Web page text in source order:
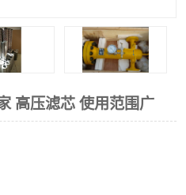
高压滤芯 使用范围广